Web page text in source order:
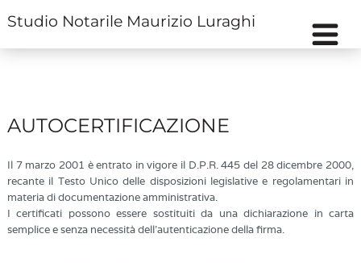
Studio Notarile Maurizio Luraghi
AUTOCERTIFICAZIONE
Il 7 marzo 2001 è entrato in vigore il D.P.R. 445 del 28 dicembre 2000,
recante il Testo Unico delle disposizioni legislative e regolamentari in
materia di documentazione amministrativa.
I certificati possono essere sostituiti da una dichiarazione in carta
semplice e senza necessità dell'autenticazione della firma.